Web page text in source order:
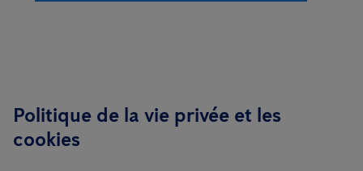
Politique de la vie privée et les
cookies